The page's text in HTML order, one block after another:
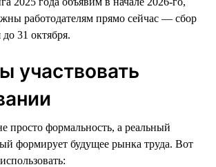
работодателям прямо сейчас — сбор
31 октября.
участвовать
просто формальность, а реальный
формирует будущее рынка труда. Вот